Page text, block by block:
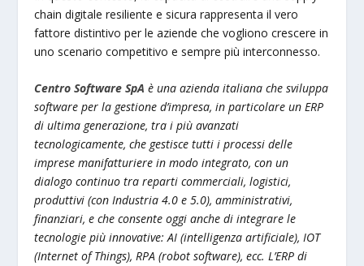
chain digitale resiliente e sicura rappresenta il vero
fattore distintivo per le aziende che vogliono crescere in
uno scenario competitivo e sempre più interconnesso.
Centro Software SpA è una azienda italiana che sviluppa
software per la gestione d’impresa, in particolare un ERP
di ultima generazione, tra i più avanzati
tecnologicamente, che gestisce tutti i processi delle
imprese manifatturiere in modo integrato, con un
dialogo continuo tra reparti commerciali, logistici,
produttivi (con Industria 4.0 e 5.0), amministrativi,
finanziari, e che consente oggi anche di integrare le
tecnologie più innovative: AI (intelligenza artificiale), IOT
(Internet of Things), RPA (robot software), ecc. L’ERP di